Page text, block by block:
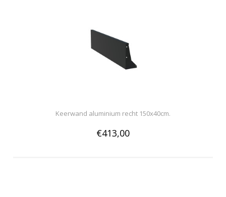
Keerwand aluminium recht 150x40cm.
€413,00